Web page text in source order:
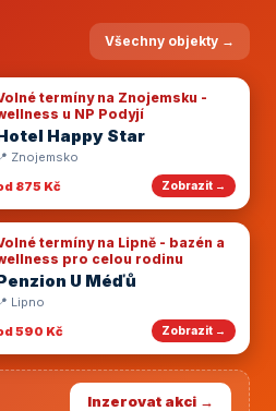
Všechny objekty →
termíny na Znojemsku -
u NP Podyjí
Happy Star
Znojemsko
875 Kč
Zobrazit →
termíny na Lipně - bazén a
pro celou rodinu
U Méďů
Lipno
590 Kč
Zobrazit →
Inzerovat akci →